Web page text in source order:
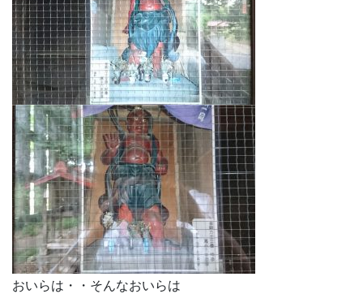
おいらは・・そんなおいらは